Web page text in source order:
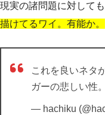
現実の諸問題に対して
描けてるワイ。有能か。
これを良いネタ
ガーの悲しい性
— hachiku